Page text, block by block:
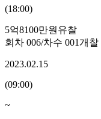
(18:00)
5억8100만원 유찰
회차 006/차수 001개찰
2023.02.15
(09:00)
~